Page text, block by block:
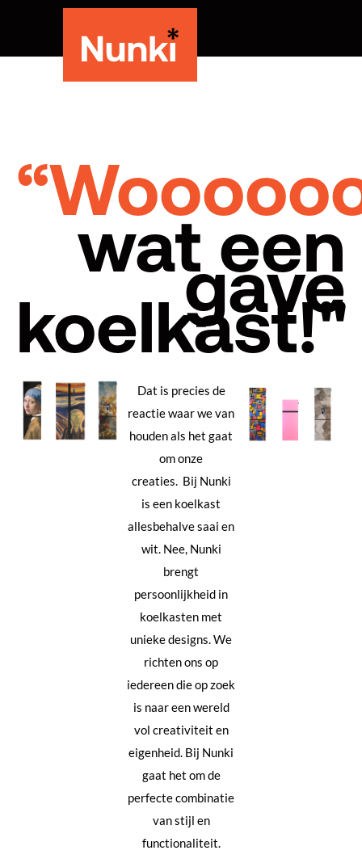
wat een
gave
koelkast!"
Dat is precies de
reactie waar we van
houden als het gaat
om onze
creaties. Bij Nunki
is een koelkast
allesbehalve saai en
wit. Nee, Nunki
brengt
persoonlijkheid in
koelkasten met
unieke designs. We
richten ons op
iedereen die op zoek
is naar een wereld
vol creativiteit en
eigenheid. Bij Nunki
gaat het om de
perfecte combinatie
van stijl en
functionaliteit.